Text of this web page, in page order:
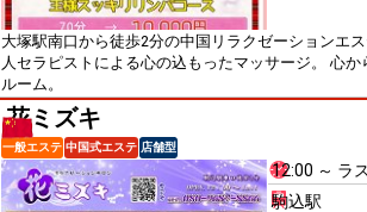
大塚駅南口から徒歩2分の中国リラクゼーションエ
人セラピストによる心の込もったマッサージ。 心か
ルーム。
花ミズキ
一般エステ 中国式エステ 店舗型
12:00 ～ ラ
駒込駅